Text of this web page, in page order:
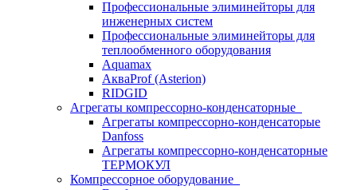
Профессиональные элиминейторы для
инженерных систем
Профессиональные элиминейторы для
теплообменного оборудования
Aquamax
АкваProf (Asterion)
RIDGID
Агрегаты компрессорно-конденсаторные
Агрегаты компрессорно-конденсаторые
Danfoss
Агрегаты компрессорно-конденсаторные
ТЕРМОКУЛ
Компрессорное оборудование